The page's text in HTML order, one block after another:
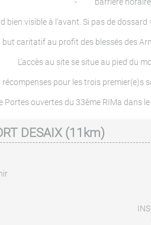
visible à l’avant. Si pas de dossard
au profit des blessés des
L’accès au site se situe au pied du
pour les trois premier(e)s
ouvertes du 33ème RIMa dans
DESAIX (11km)